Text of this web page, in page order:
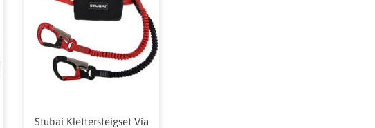
Stubai Klettersteigset Via